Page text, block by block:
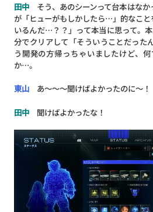
田中そう、あのシーンって台本はなか
が「ヒューがもしかしたら…」的なこと
いるんだ…？？」って本当に思って。
分でクリアして「そういうことだった
う開発の方帰っちゃいましたけど、
か…。
東山あ～～～聞けばよかったのに～！
田中聞けばよかったな！